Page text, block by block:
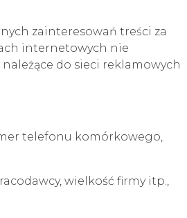
zainteresowań treści za
internetowych nie
do sieci reklamowych
telefonu komórkowego,
wielkość firmy itp.,